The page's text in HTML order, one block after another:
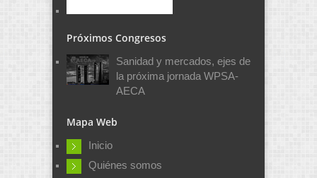
Próximos Congresos
Sanidad y mercados, ejes de
la próxima jornada WPSA-
AECA
Mapa Web
Inicio
Quiénes somos